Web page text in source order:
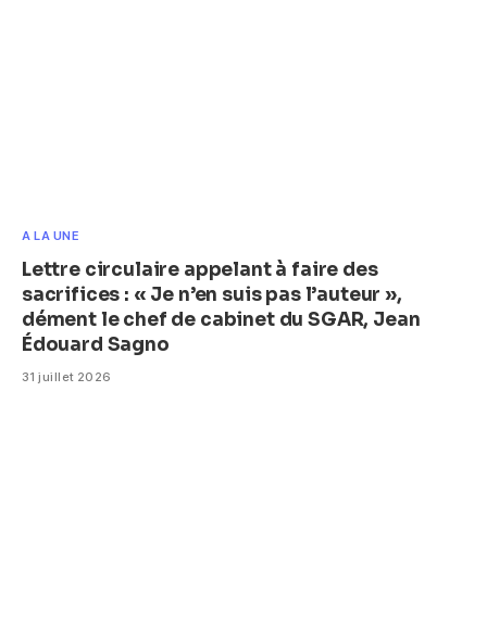
A LA UNE
Lettre circulaire appelant à faire des
sacrifices : « Je n’en suis pas l’auteur »,
dément le chef de cabinet du SGAR, Jean
Édouard Sagno
31 juillet 2026